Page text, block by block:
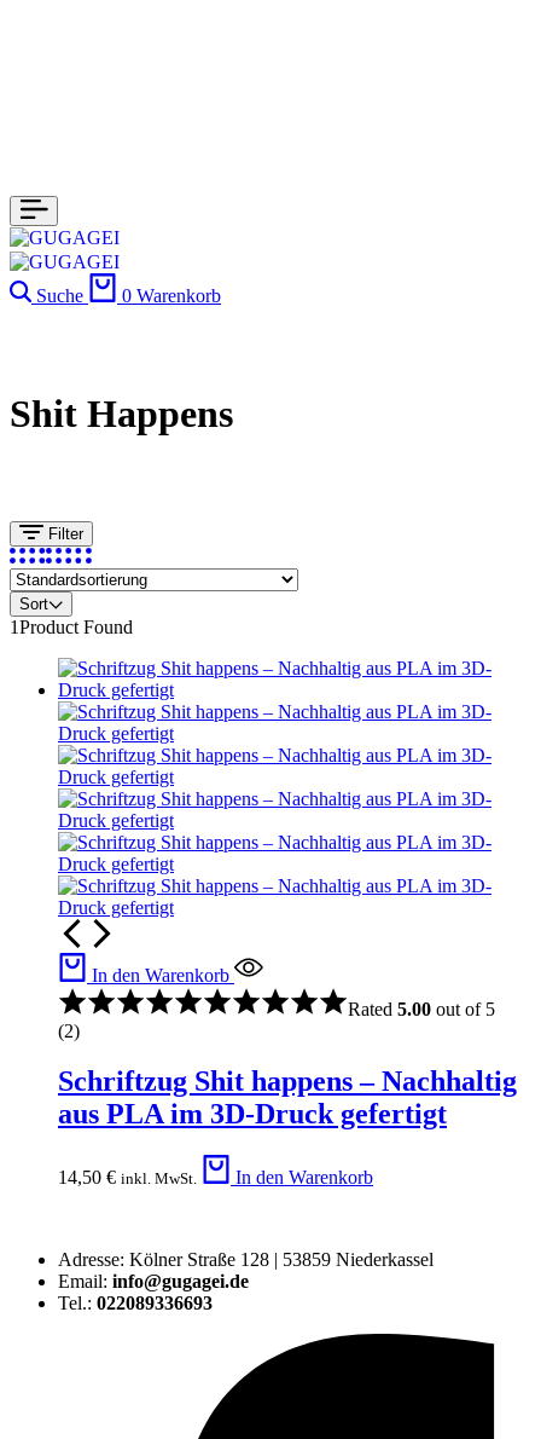
Suche 0 Warenkorb
Shit Happens
Filter
Sort
1Product Found
In den Warenkorb
Rated 5.00 out of 5
(2)
Schriftzug Shit happens – Nachhaltig
aus PLA im 3D-Druck gefertigt
14,50 € inkl. MwSt. In den Warenkorb
Adresse: Kölner Straße 128 | 53859 Niederkassel
Email: info@gugagei.de
Tel.: 022089336693